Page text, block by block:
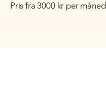
Pris fra 3000 kr per måned